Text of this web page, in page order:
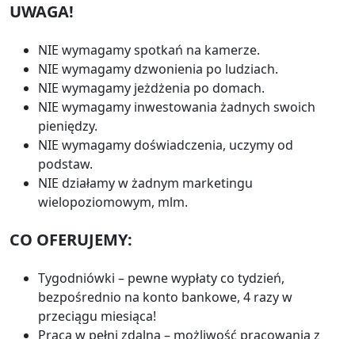
UWAGA!
NIE wymagamy spotkań na kamerze.
NIE wymagamy dzwonienia po ludziach.
NIE wymagamy jeżdżenia po domach.
NIE wymagamy inwestowania żadnych swoich
pieniędzy.
NIE wymagamy doświadczenia, uczymy od
podstaw.
NIE działamy w żadnym marketingu
wielopoziomowym, mlm.
CO OFERUJEMY:
Tygodniówki – pewne wypłaty co tydzień,
bezpośrednio na konto bankowe, 4 razy w
przeciągu miesiąca!
Praca w pełni zdalna – możliwość pracowania z